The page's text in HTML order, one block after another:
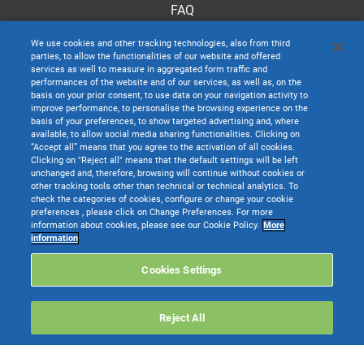
FAQ
TeamSystem S.p.A. società con socio unico soggetta all’attività di direzione e
coordinamento di TeamSystem Holdco S.p.A. - Cap. Soc. € 24.000.000 I.v. -
C.C.I.A.A. delle Marche - P.I. 01035310414
Websolute
We use cookies and other tracking technologies, also from third
parties, to allow the functionalities of our website and offered
services as well to measure in aggregated form traffic and
performances of the website and of our services, as well as, on the
basis on your prior consent, to use data on your navigation activity to
improve performance, to personalise the browsing experience on the
basis of your preferences, to show targeted advertising and, where
available, to allow social media sharing functionalities. Clicking on
“Accept all” means that you agree to the activation of all cookies.
Clicking on "Reject all" means that the default settings will be left
unchanged and, therefore, browsing will continue without cookies or
other tracking tools other than technical or technical analytics. To
check the categories of cookies, configure or change your cookie
preferences , please click on Change Preferences. For more
information about cookies, please see our Cookie Policy. More
information
Cookies Settings
Reject All